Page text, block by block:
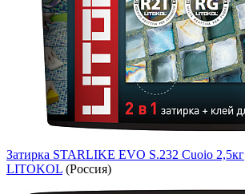
Затирка STARLIKE EVO S.232 Cuoio 2,5кг
LITOKOL (Россия)